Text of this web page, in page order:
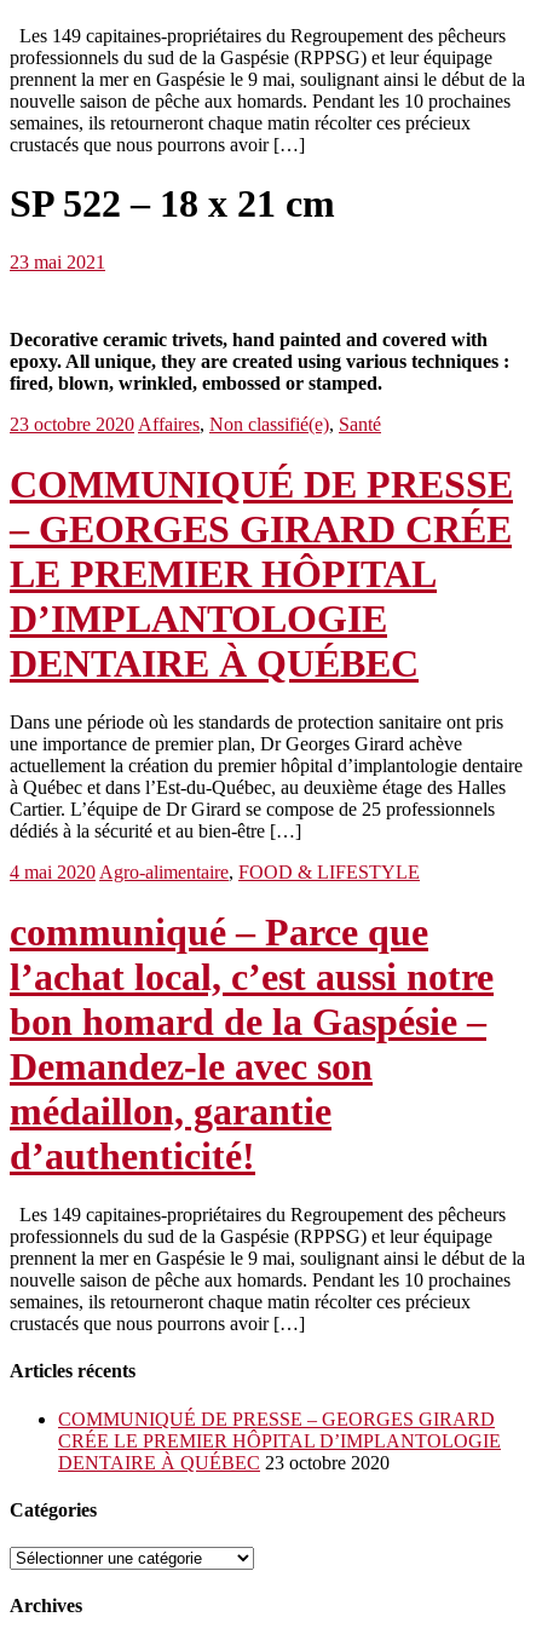
Les 149 capitaines-propriétaires du Regroupement des pêcheurs
professionnels du sud de la Gaspésie (RPPSG) et leur équipage
prennent la mer en Gaspésie le 9 mai, soulignant ainsi le début de la
nouvelle saison de pêche aux homards. Pendant les 10 prochaines
semaines, ils retourneront chaque matin récolter ces précieux
crustacés que nous pourrons avoir […]
SP 522 – 18 x 21 cm
23 mai 2021
Decorative ceramic trivets, hand painted and covered with
epoxy. All unique, they are created using various techniques :
fired, blown, wrinkled, embossed or stamped.
23 octobre 2020 Affaires, Non classifié(e), Santé
COMMUNIQUÉ DE PRESSE
– GEORGES GIRARD CRÉE
LE PREMIER HÔPITAL
D’IMPLANTOLOGIE
DENTAIRE À QUÉBEC
Dans une période où les standards de protection sanitaire ont pris
une importance de premier plan, Dr Georges Girard achève
actuellement la création du premier hôpital d’implantologie dentaire
à Québec et dans l’Est-du-Québec, au deuxième étage des Halles
Cartier. L’équipe de Dr Girard se compose de 25 professionnels
dédiés à la sécurité et au bien-être […]
4 mai 2020 Agro-alimentaire, FOOD & LIFESTYLE
communiqué – Parce que
l’achat local, c’est aussi notre
bon homard de la Gaspésie –
Demandez-le avec son
médaillon, garantie
d’authenticité!
Les 149 capitaines-propriétaires du Regroupement des pêcheurs
professionnels du sud de la Gaspésie (RPPSG) et leur équipage
prennent la mer en Gaspésie le 9 mai, soulignant ainsi le début de la
nouvelle saison de pêche aux homards. Pendant les 10 prochaines
semaines, ils retourneront chaque matin récolter ces précieux
crustacés que nous pourrons avoir […]
Articles récents
COMMUNIQUÉ DE PRESSE – GEORGES GIRARD
CRÉE LE PREMIER HÔPITAL D’IMPLANTOLOGIE
DENTAIRE À QUÉBEC 23 octobre 2020
Catégories
Catégories
Archives